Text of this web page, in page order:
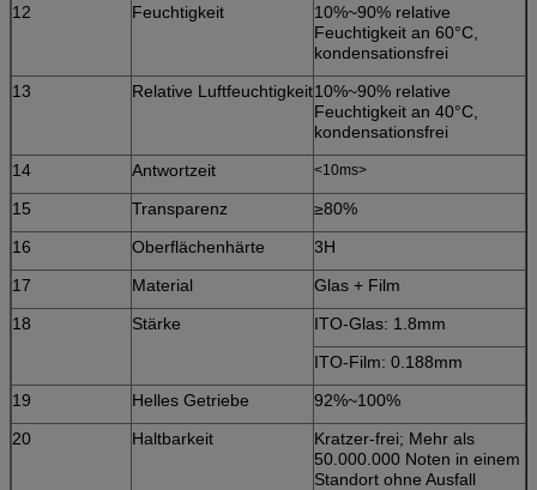
12
Feuchtigkeit
10%~90% relative
Feuchtigkeit an 60°C,
kondensationsfrei
13
Relative Luftfeuchtigkeit10%~90% relative
Feuchtigkeit an 40°C,
kondensationsfrei
14
Antwortzeit <10ms>
15 Transparenz
≥80%
16
Oberflächenhärte
3H
17
Material
Glas + Film
18
Stärke
ITO-Glas: 1.8mm
ITO-Film: 0.188mm
19
Helles Getriebe
92%~100%
20
Haltbarkeit
Kratzer-frei; Mehr als
50.000.000 Noten in einem
Standort ohne Ausfall